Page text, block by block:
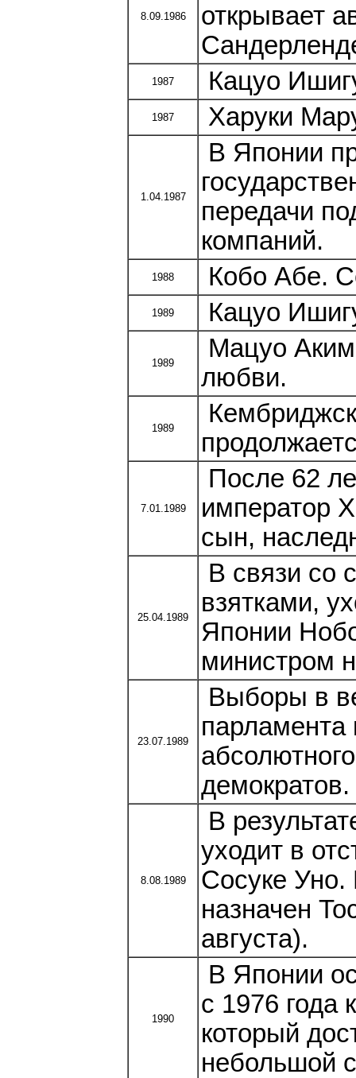
8.09.1986
открывает
1987 Кацуо
1987 Харуки
1.04.1987
В Японии
передачи
компаний.
1988 Кобо Абе.
1989 Кацуо
1989
Мацуо
любви.
1989
7.01.1989
После 62
император
сын,
25.04.1989
В связи со
взятками,
Японии
министром
23.07.1989
Выборы в
парламента
демократов.
8.08.1989
В
уходит в
Сосуке
назначен
августа).
1990
В Японии
с 1976 года
который
небольшой